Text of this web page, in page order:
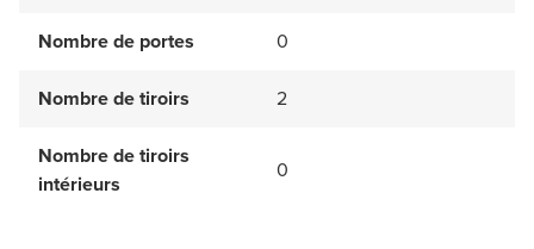
Nombre de portes 0
Nombre de tiroirs 2
Nombre de tiroirs
intérieurs
0